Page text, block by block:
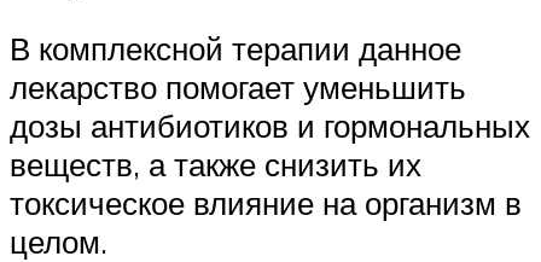
В комплексной терапии данное
лекарство помогает уменьшить
дозы антибиотиков и гормональных
веществ, а также снизить их
токсическое влияние на организм в
целом.